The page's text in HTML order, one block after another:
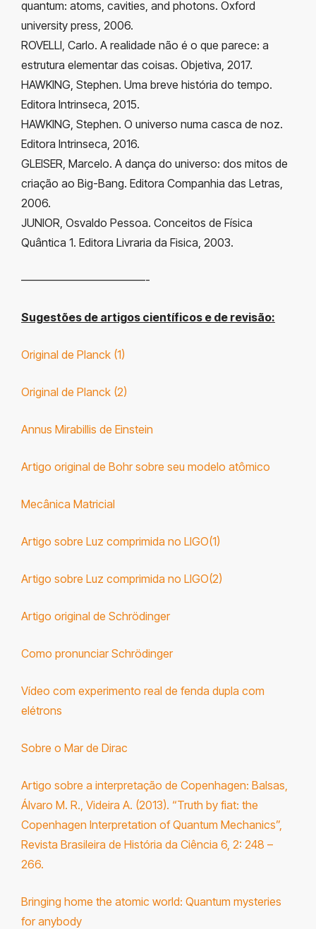
quantum: atoms, cavities, and photons. Oxford
university press, 2006.
ROVELLI, Carlo. A realidade não é o que parece: a
estrutura elementar das coisas. Objetiva, 2017.
HAWKING, Stephen. Uma breve história do tempo.
Editora Intrinseca, 2015.
HAWKING, Stephen. O universo numa casca de noz.
Editora Intrinseca, 2016.
GLEISER, Marcelo. A dança do universo: dos mitos de
criação ao Big-Bang. Editora Companhia das Letras,
2006.
JUNIOR, Osvaldo Pessoa. Conceitos de Física
Quântica 1. Editora Livraria da Fisica, 2003.
———————————-
Sugestões de artigos científicos e de revisão:
Original de Planck (1)
Original de Planck (2)
Annus Mirabillis de Einstein
Artigo original de Bohr sobre seu modelo atômico
Mecânica Matricial
Artigo sobre Luz comprimida no LIGO(1)
Artigo sobre Luz comprimida no LIGO(2)
Artigo original de Schrödinger
Como pronunciar Schrödinger
Vídeo com experimento real de fenda dupla com
elétrons
Sobre o Mar de Dirac
Artigo sobre a interpretação de Copenhagen: Balsas,
Álvaro M. R., Videira A. (2013). “Truth by fiat: the
Copenhagen Interpretation of Quantum Mechanics”,
Revista Brasileira de História da Ciência 6, 2: 248 –
266.
Bringing home the atomic world: Quantum mysteries
for anybody